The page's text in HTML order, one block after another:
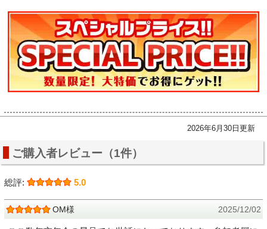
2026年6月30日更新
ご購入者レビュー（1件）
総評: 5.0
OM様 2025/12/02